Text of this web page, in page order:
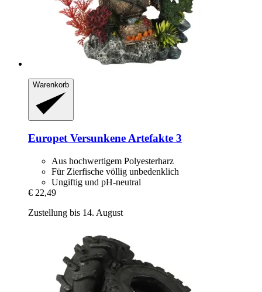
Warenkorb
Europet Versunkene Artefakte 3
Aus hochwertigem Polyesterharz
Für Zierfische völlig unbedenklich
Ungiftig und pH-neutral
€ 22,49
Zustellung bis 14. August